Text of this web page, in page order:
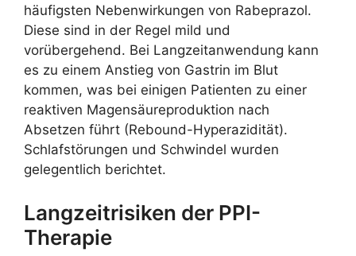
häufigsten Nebenwirkungen von Rabeprazol.
Diese sind in der Regel mild und
vorübergehend. Bei Langzeitanwendung kann
es zu einem Anstieg von Gastrin im Blut
kommen, was bei einigen Patienten zu einer
reaktiven Magensäureproduktion nach
Absetzen führt (Rebound-Hyperazidität).
Schlafstörungen und Schwindel wurden
gelegentlich berichtet.
Langzeitrisiken der PPI-
Therapie